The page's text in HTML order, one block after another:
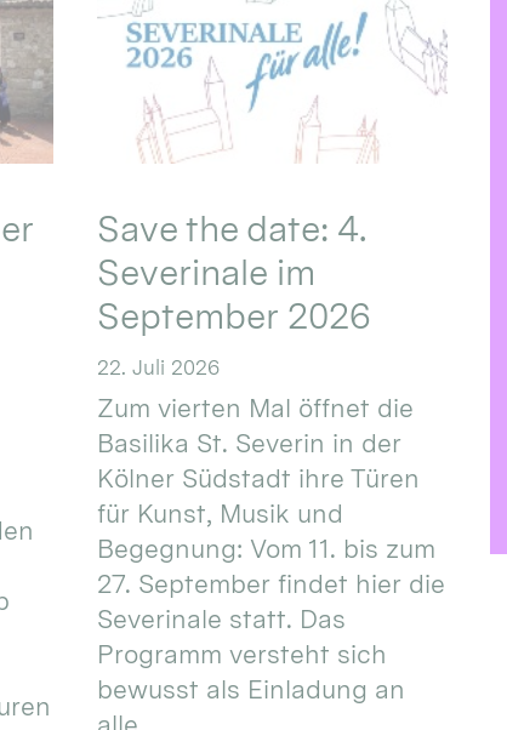
Save the date: 4.
Severinale im
September 2026
22. Juli 2026
Zum vierten Mal öffnet die
Basilika St. Severin in der
Kölner Südstadt ihre Türen
für Kunst, Musik und
Begegnung: Vom 11. bis zum
27. September findet hier die
Severinale statt. Das
Programm versteht sich
bewusst als Einladung an